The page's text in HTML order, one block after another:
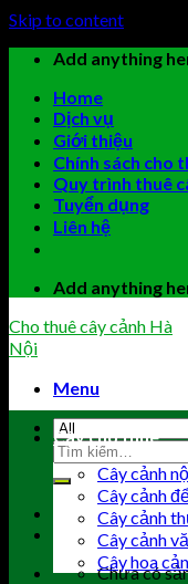
Skip to content
Add anything
Home
Dịch vụ
Giới thiệu
Chính sách cho
Quy trình thuê
Tuyển dụng
Liên hệ
Add anything
Cho thuê cây cảnh Hà
Nội
Menu
Chưa có
Cây cho thuê
Cây cảnh
Cây cảnh
Cây cảnh
Cây cảnh
Cây hoa